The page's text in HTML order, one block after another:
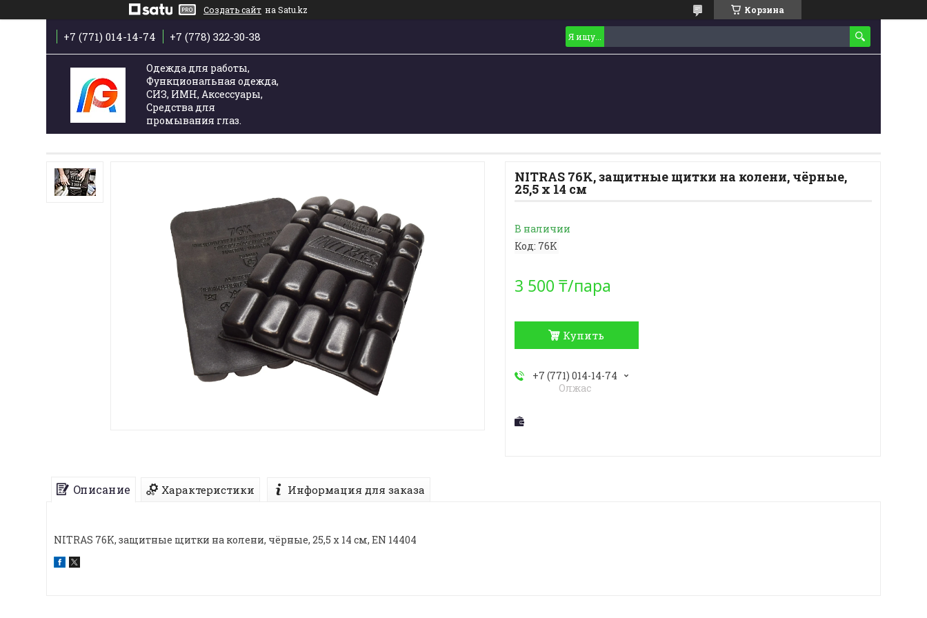
Создать сайт на Satu.kz Корзина
+7 (771) 014-14-74 +7 (778) 322-30-38
Одежда для работы,
Функциональная одежда,
СИЗ, ИМН, Аксессуары,
Средства для
промывания глаз.
NITRAS 76K, защитные щитки на колени, чёрные,
25,5 x 14 cм
В наличии
Код: 76K
3 500 ₸/пара
Купить
+7 (771) 014-14-74
Олжас
Описание Характеристики Информация для заказа
NITRAS 76K, защитные щитки на колени, чёрные, 25,5 x 14 cм, EN 14404